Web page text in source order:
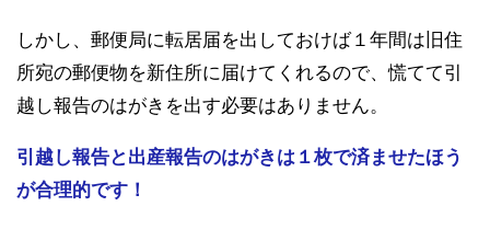
しかし、郵便局に転居届を出しておけば１年間は旧住
所宛の郵便物を新住所に届けてくれるので、慌てて引
越し報告のはがきを出す必要はありません。
引越し報告と出産報告のはがきは１枚で済ませたほう
が合理的です！